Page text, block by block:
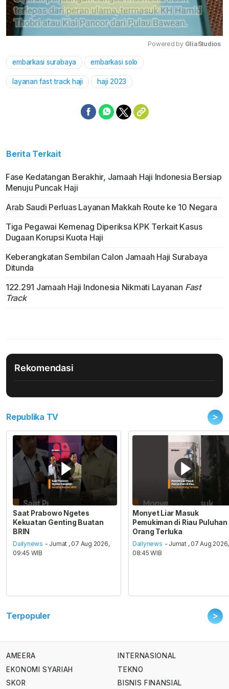
Powered by GliaStudios
embarkasi surabaya embarkasi solo
layanan fast track haji haji 2023
Berita Terkait
Fase Kedatangan Berakhir, Jamaah Haji Indonesia Bersiap
Menuju Puncak Haji
Arab Saudi Perluas Layanan Makkah Route ke 10 Negara
Tiga Pegawai Kemenag Diperiksa KPK Terkait Kasus
Dugaan Korupsi Kuota Haji
Keberangkatan Sembilan Calon Jamaah Haji Surabaya
Ditunda
122.291 Jamaah Haji Indonesia Nikmati Layanan Fast
Track
Rekomendasi
Republika TV >
Saat Prabowo Ngetes
Kekuatan Genting Buatan
BRIN
Dailynews - Jumat , 07 Aug 2026,
09:45 WIB
Monyet Liar Masuk
Pemukiman di Riau Puluhan
Orang Terluka
Dailynews - Jumat , 07 Aug 2026,
08:45 WIB
Terpopuler >
AMEERA
EKONOMI SYARIAH
SKOR
INTERNASIONAL
TEKNO
BISNIS FINANSIAL